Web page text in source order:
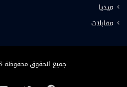
ميديا
مقابلات
جميع الحقوق محفوظة ZEWE NEWS